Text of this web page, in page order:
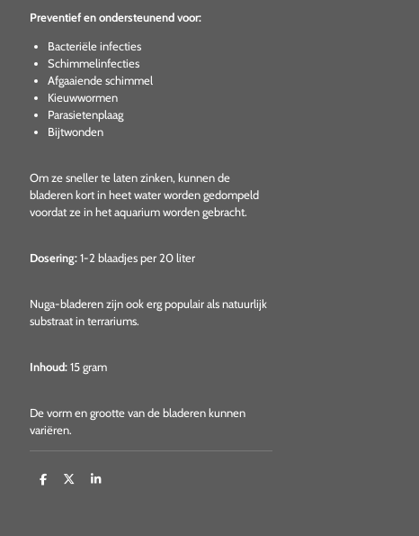
Preventief en ondersteunend voor:
Bacteriële infecties
Schimmelinfecties
Afgaaiende schimmel
Kieuwwormen
Parasietenplaag
Bijtwonden
Om ze sneller te laten zinken, kunnen de
bladeren kort in heet water worden gedompeld
voordat ze in het aquarium worden gebracht.
Dosering:1-2 blaadjes per 20 liter
Nuga-bladeren zijn ook erg populair als natuurlijk
substraat in terrariums.
Inhoud:15 gram
De vorm en grootte van de bladeren kunnen
variëren.
D
D
S